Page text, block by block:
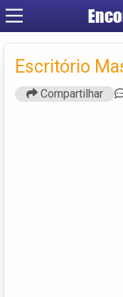
Escritório
Compartilhar